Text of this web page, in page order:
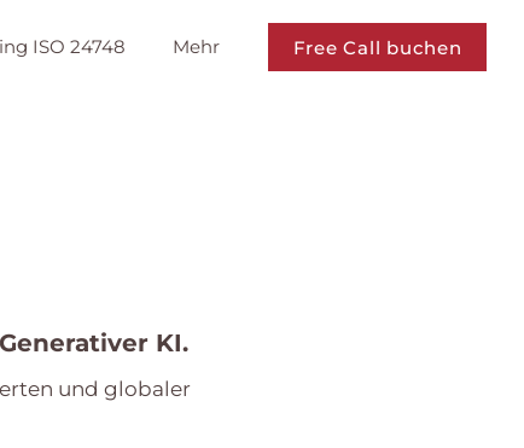
ISO 24748 Mehr Free Call buchen
KI.
und globaler